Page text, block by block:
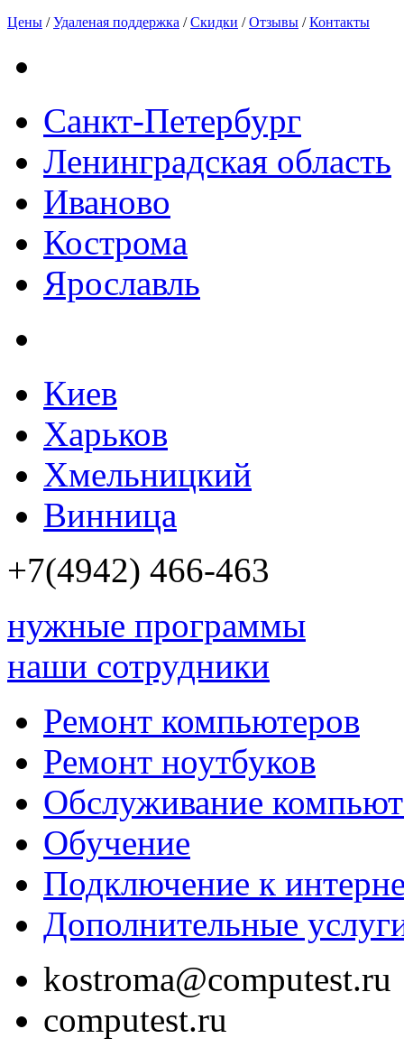
Цены /Удаленая поддержка /Скидки /Отзывы /Контакты
Санкт-Петербург
Ленинградская область
Иваново
Кострома
Ярославль
Киев
Харьков
Хмельницкий
Винница
+7(4942) 466-463
нужные программы
наши сотрудники
Ремонт компьютеров
Ремонт ноутбуков
Обслуживание
Обучение
Подключение к
Дополнительные
kostroma@computest.ru
computest.ru